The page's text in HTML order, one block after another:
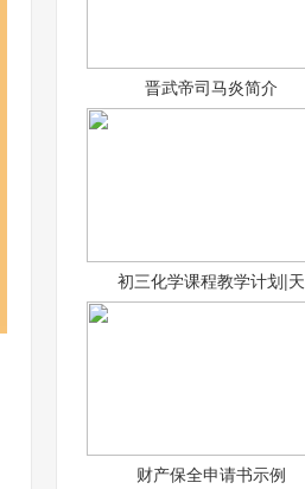
晋武帝司马炎简介
初三化学课程教学计划|天
财产保全申请书示例